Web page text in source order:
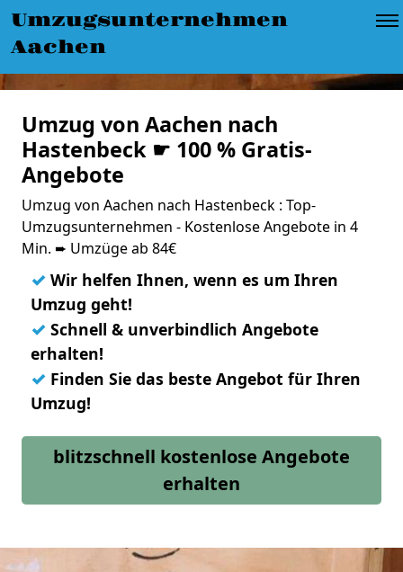
Umzugsunternehmen
Aachen
Umzug von Aachen nach
Hastenbeck ☛ 100 % Gratis-
Angebote
Umzug von Aachen nach Hastenbeck : Top-
Umzugsunternehmen - Kostenlose Angebote in 4
Min. ➨ Umzüge ab 84€
✓ Wir helfen Ihnen, wenn es um Ihren
Umzug geht!
✓ Schnell & unverbindlich Angebote
erhalten!
✓ Finden Sie das beste Angebot für Ihren
Umzug!
blitzschnell kostenlose Angebote
erhalten